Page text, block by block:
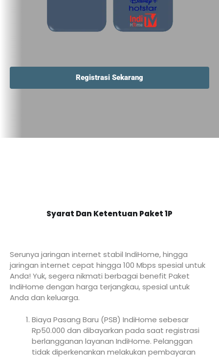
Registrasi Sekarang
Syarat Dan Ketentuan Paket 1P
Serunya jaringan internet stabil IndiHome, hingga
jaringan internet cepat hingga 100 Mbps spesial untuk
Anda! Yuk, segera nikmati berbagai benefit Paket
IndiHome dengan harga terjangkau, spesial untuk
Anda dan keluarga.
Biaya Pasang Baru (PSB) IndiHome sebesar
Rp50.000 dan dibayarkan pada saat registrasi
berlangganan layanan IndiHome. Pelanggan
tidak diperkenankan melakukan pembayaran